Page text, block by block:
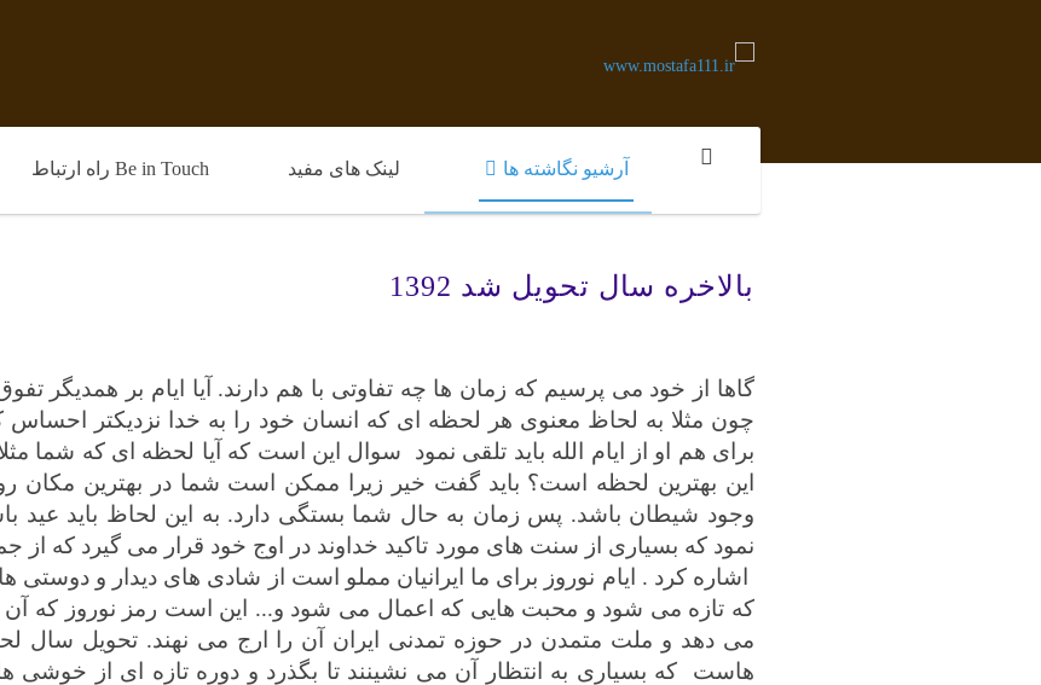
آرشیو نگاشته ها لینک های مفید Be in Touch راه ارتباط
بالاخره سال تحویل شد 1392
گاها از خود می پرسیم که زمان ها چه تفاوتی با هم دارند. آیا ایام بر همدیگر
چون مثلا به لحاظ معنوی هر لحظه ای که انسان خود را به خدا نزدیکتر
برای هم او از ایام الله باید تلقی نمود
سوال این است که آیا لحظه ای که شما
این بهترین لحظه است؟ باید گفت خیر زیرا ممکن است شما در بهترین مکان
وجود شیطان باشد. پس زمان به حال شما بستگی دارد. به این لحاظ باید عید
نمود که بسیاری از سنت های مورد تاکید خداوند در اوج خود قرار می گیرد که از
اشاره کرد . ایام نوروز برای ما ایرانیان مملو است از شادی های دیدار و دوستی
که تازه می شود و محبت هایی که اعمال می شود و... این است رمز نوروز که آن را
می دهد و ملت متمدن در حوزه تمدنی ایران آن را ارج می نهند. تحویل سال
هاست
که بسیاری به انتظار آن می نشینند تا بگذرد و دوره تازه ای از خوشی